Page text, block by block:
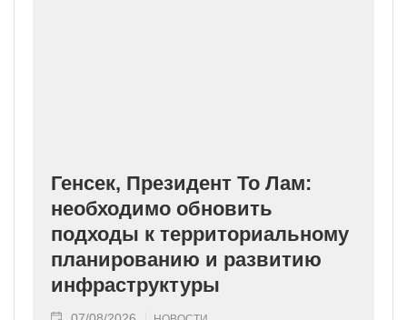
Генсек, Президент То Лам:
необходимо обновить
подходы к территориальному
планированию и развитию
инфраструктуры